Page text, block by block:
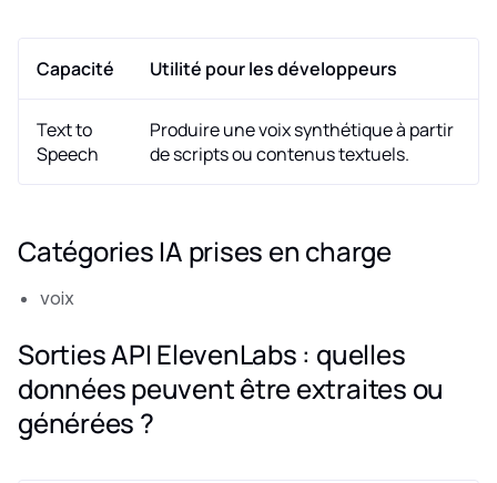
Capacité Utilité pour les développeurs
Text to
Speech
Produire une voix synthétique à partir
de scripts ou contenus textuels.
Catégories IA prises en charge
voix
Sorties API ElevenLabs : quelles
données peuvent être extraites ou
générées ?